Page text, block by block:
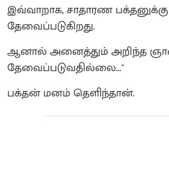
இவ்வாறாக, சாதாரண
தேவைப்படுகிறது.
ஆனால் அனைத்தும் அறிந்த
தேவைப்படுவதில்லை..."
பக்தன் மனம் தெளிந்தான்.